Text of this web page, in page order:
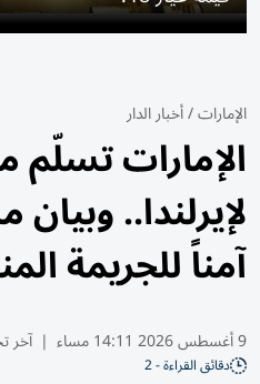
الإمارات/أخبار الدار
الإمارات تسلّم
لإيرلندا..
آمناً للجريمة
9 أغسطس 2026 14:11 مساء | آخر
دقائق القراءة - 2